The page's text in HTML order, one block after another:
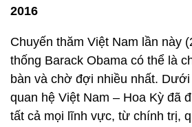
2016
Chuyến thăm Việt Nam lần này
thống Barack Obama có thể là
bàn và chờ đợi nhiều nhất.
quan hệ Việt Nam – Hoa Kỳ đã
tất cả mọi lĩnh vực, từ chính trị,